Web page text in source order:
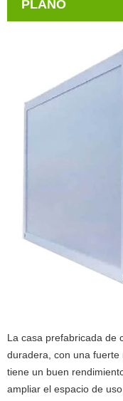
PLANO
La casa prefabricada de
duradera, con una fuerte
tiene un buen
ampliar el espacio de